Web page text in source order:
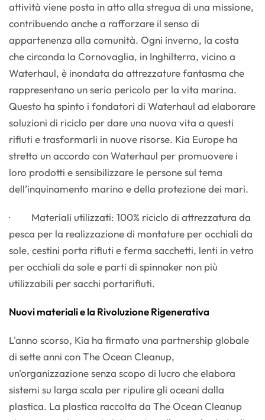
attività viene posta in atto alla stregua di una missione,
contribuendo anche a rafforzare il senso di
appartenenza alla comunità. Ogni inverno, la costa
che circonda la Cornovaglia, in Inghilterra, vicino a
Waterhaul, è inondata da attrezzature fantasma che
rappresentano un serio pericolo per la vita marina.
Questo ha spinto i fondatori di Waterhaul ad elaborare
soluzioni di riciclo per dare una nuova vita a questi
rifiuti e trasformarli in nuove risorse. Kia Europe ha
stretto un accordo con Waterhaul per promuovere i
loro prodotti e sensibilizzare le persone sul tema
dell’inquinamento marino e della protezione dei mari.
· Materiali utilizzati: 100% riciclo di attrezzatura da
pesca per la realizzazione di montature per occhiali da
sole, cestini porta rifiuti e ferma sacchetti, lenti in vetro
per occhiali da sole e parti di spinnaker non più
utilizzabili per sacchi portarifiuti.
Nuovi materiali e la Rivoluzione Rigenerativa
L'anno scorso, Kia ha firmato una partnership globale
di sette anni con The Ocean Cleanup,
un'organizzazione senza scopo di lucro che elabora
sistemi su larga scala per ripulire gli oceani dalla
plastica. La plastica raccolta da The Ocean Cleanup